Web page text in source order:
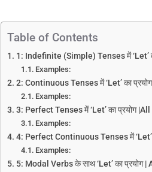
Table of Contents
1: Indefinite (Simple) Tenses में ‘Let’
Examples:
2: Continuous Tenses में ‘Let’ का
Examples:
3: Perfect Tenses में ‘Let’ का प्रयोग
Examples:
4: Perfect Continuous Tenses में
Examples:
5: Modal Verbs के साथ ‘Let’ का प्रयोग